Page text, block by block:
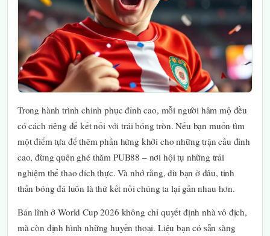
Trong hành trình chinh phục đỉnh cao, mỗi người hâm mộ đều
có cách riêng để kết nối với trái bóng tròn. Nếu bạn muốn tìm
một điểm tựa để thêm phần hứng khởi cho những trận cầu đỉnh
cao, đừng quên ghé thăm PUB88 – nơi hội tụ những trải
nghiệm thể thao đích thực. Và nhớ rằng, dù bạn ở đâu, tinh
thần bóng đá luôn là thứ kết nối chúng ta lại gần nhau hơn.
Bản lĩnh ở World Cup 2026 không chỉ quyết định nhà vô địch,
mà còn định hình những huyền thoại. Liệu bạn có sẵn sàng